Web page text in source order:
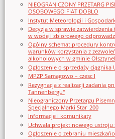
NIEOGRANICZONY PRZETARG
OSOBOWEGO FIAT DOBLO
Instytut Meteorologii i
Decyzja w sprawie
w wodę i zbiorowego
Ogólny schemat procedury
warunków korzystania z
alkoholowych w gminie
Ogłoszenie o sprzedaży ciągnika
MPZP Samagowo – czesc I
Rezygnacja z realizacji zadania
Tannenbergu"
Nieograniczony Przetargu
Specjalnego Marki Star_200
Informacje i komunikaty
Uchwała projekt nowego ustroju
Ogłoszenie o zebraniu